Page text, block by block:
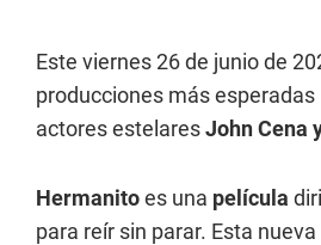
Este viernes 26 de junio de
producciones más
actores estelaresJohn Cena
Hermanitoes una película
para reír sin parar. Esta